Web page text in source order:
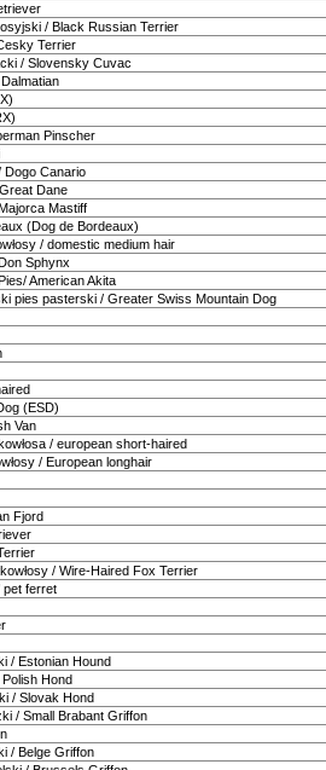
/ Black Russian Terrier
Terrier
/ Slovensky Cuvac
Pinscher
Canario
Dane
Mastiff
(Dog de Bordeaux)
/ domestic medium hair
Sphynx
American Akita
pies pasterski / Greater Swiss Mountain Dog
(ESD)
Van
/ european short-haired
/ European longhair
Fjord
/ Wire-Haired Fox Terrier
pet ferret
/ Estonian Hound
Hond
/ Slovak Hond
/ Small Brabant Griffon
/ Belge Griffon